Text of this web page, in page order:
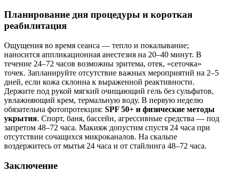
Планирование дня процедуры и короткая
реабилитация
Ощущения во время сеанса — тепло и покалывание;
наносится аппликационная анестезия на 20–40 минут. В
течение 24–72 часов возможны эритема, отек, «сеточка»
точек. Запланируйте отсутствие важных мероприятий на 2–5
дней, если кожа склонна к выраженной реактивности.
Держите под рукой мягкий очищающий гель без сульфатов,
увлажняющий крем, термальную воду. В первую неделю
обязательна фотопротекция: SPF 50+ и физические методы
укрытия. Спорт, баня, бассейн, агрессивные средства — под
запретом 48–72 часа. Макияж допустим спустя 24 часа при
отсутствии сочащихся микроканалов. На скальпе
воздержитесь от мытья 24 часа и от стайлинга 48–72 часа.
Заключение